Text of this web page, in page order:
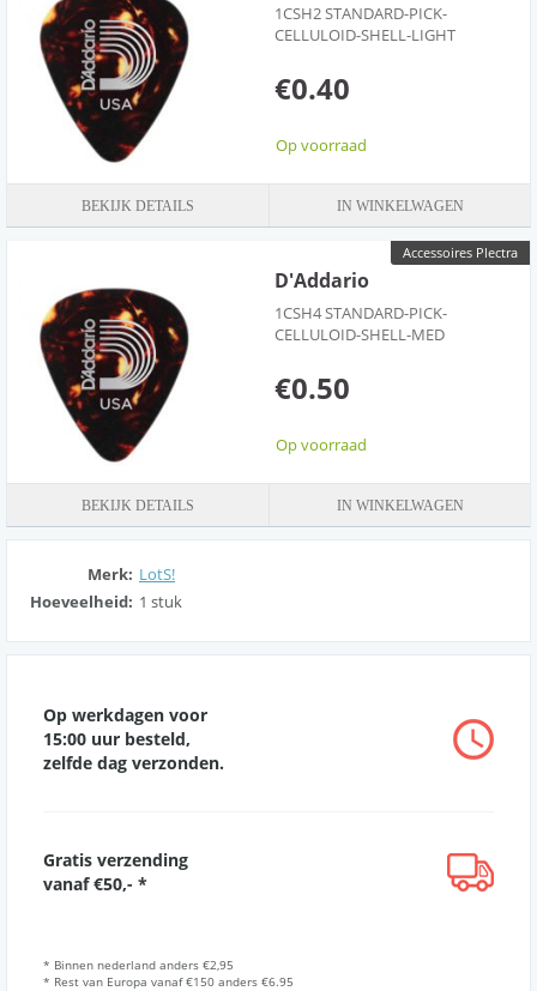
1CSH2 STANDARD-PICK-
CELLULOID-SHELL-LIGHT
€0.40
Op voorraad
BEKIJK DETAILS IN WINKELWAGEN
Accessoires Plectra
D'Addario
1CSH4 STANDARD-PICK-
CELLULOID-SHELL-MED
€0.50
Op voorraad
BEKIJK DETAILS IN WINKELWAGEN
Merk: LotS!
Hoeveelheid: 1 stuk
Op werkdagen voor
15:00 uur besteld,
zelfde dag verzonden.
Gratis verzending
vanaf €50,- *
* Binnen nederland anders €2,95
* Rest van Europa vanaf €150 anders €6.95